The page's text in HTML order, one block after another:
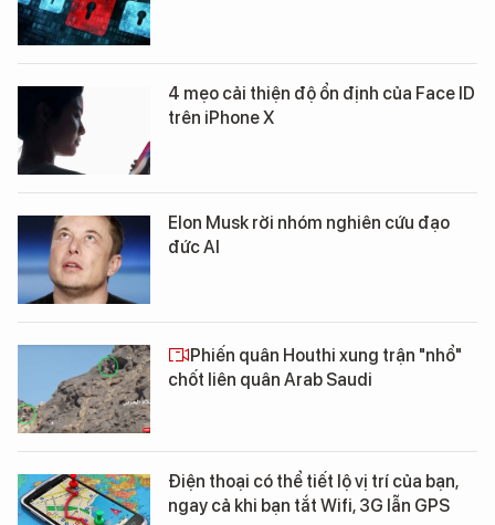
4 mẹo cải thiện độ ổn định của Face ID
trên iPhone X
Elon Musk rời nhóm nghiên cứu đạo
đức AI
Phiến quân Houthi xung trận "nhổ"
chốt liên quân Arab Saudi
Điện thoại có thể tiết lộ vị trí của bạn,
ngay cả khi bạn tắt Wifi, 3G lẫn GPS